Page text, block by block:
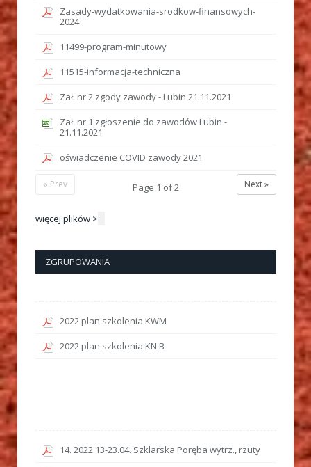
Zasady-wydatkowania-srodkow-finansowych-
2024
11499-program-minutowy
11515-informacja-techniczna
Zał. nr 2 zgody zawody - Lubin 21.11.2021
Zał. nr 1 zgłoszenie do zawodów Lubin -
21.11.2021
oświadczenie COVID zawody 2021
Next »
Page 1 of2
« Prev
więcej plików >
ZGRUPOWANIA
2022 plan szkolenia KWM
2022 plan szkolenia KN B
14. 2022.13-23.04. Szklarska Poręba wytrz., rzuty